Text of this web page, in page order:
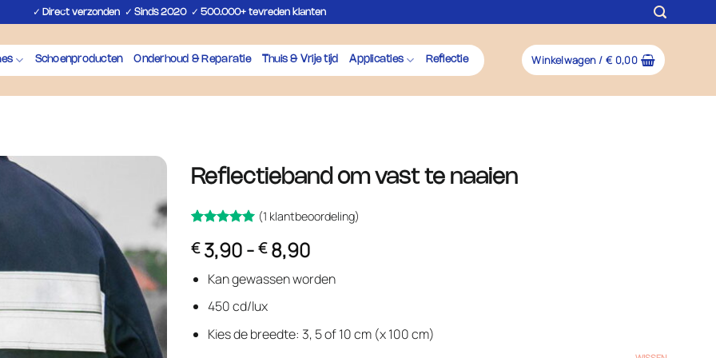
✓ Direct verzonden✓ Sinds 2020✓ 500.000+ tevreden klanten
Schoenproducten Onderhoud & Reparatie Thuis & Vrije tijd Applicaties Reflectie Winkelwagen / € 0,00
Reflectieband om vast te naaien
5op 5
gebaseerd
opklant
waardering
(1 klantbeoordeling)
€3,90- €8,90Prijsklasse:
€ 3,90
tot
Kan gewassen worden
450 cd/lux
Kies de breedte: 3, 5 of 10 cm (x 100 cm)